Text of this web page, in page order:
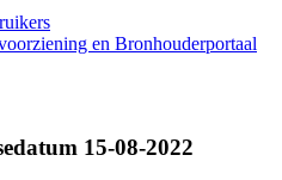
en Bronhouderportaal
15-08-2022